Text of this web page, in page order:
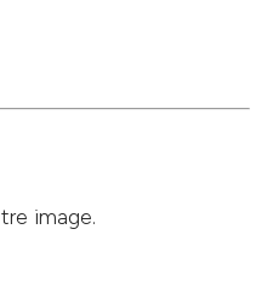
image.